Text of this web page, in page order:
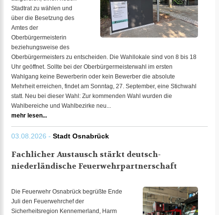
Stadtrat zu wählen und
über die Besetzung des
Amtes der
Oberbürgermeisterin
beziehungsweise des
Oberbürgermeisters zu entscheiden. Die Wahllokale sind von 8 bis 18
Uhr geöffnet. Sollte bei der Oberbürgermeisterwahl im ersten
Wahlgang keine Bewerberin oder kein Bewerber die absolute
Mehrheit erreichen, findet am Sonntag, 27. September, eine Stichwahl
statt. Neu bei dieser Wahl: Zur kommenden Wahl wurden die
Wahlbereiche und Wahlbezirke neu...
mehr lesen...
03.08.2026 - Stadt Osnabrück
Fachlicher Austausch stärkt deutsch-
niederländische Feuerwehrpartnerschaft
Die Feuerwehr Osnabrück begrüßte Ende
Juli den Feuerwehrchef der
Sicherheitsregion Kennemerland, Harm